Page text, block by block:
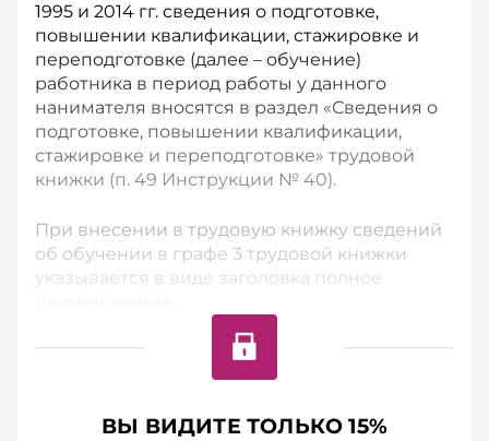
1995 и 2014 гг. сведения о подготовке,
повышении квалификации, стажировке и
переподготовке (далее – обучение)
работника в период работы у данного
нанимателя вносятся в раздел «Сведения о
подготовке, повышении квалификации,
стажировке и переподготовке» трудовой
книжки (п. 49 Инструкции № 40).
При внесении в трудовую книжку сведений
об обуче­нии в графе 3 трудовой книжки
указывается в виде заголовка полное
ВЫ ВИДИТЕ ТОЛЬКО 15%